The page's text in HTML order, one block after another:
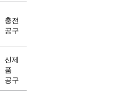
충전
공구
신제
품
공구